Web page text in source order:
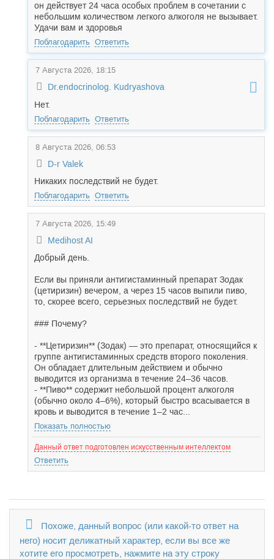
он действует 24 часа особых проблем в сочетании с
небольшим количеством легкого алкоголя не вызывает.
Удачи вам и здоровья
Поблагодарить Ответить
7 Августа 2026, 18:15
Dr.endocrinolog. Kudryashova
Нет.
Поблагодарить Ответить
8 Августа 2026, 06:53
D-r Valek
Никаких последствий не будет.
Поблагодарить Ответить
7 Августа 2026, 15:49
Medihost AI
Добрый день.
Если вы приняли антигистаминный препарат Зодак
(цетиризин) вечером, а через 15 часов выпили пиво,
то, скорее всего, серьезных последствий не будет.
### Почему?
- **Цетиризин** (Зодак) — это препарат, относящийся к
группе антигистаминных средств второго поколения.
Он обладает длительным действием и обычно
выводится из организма в течение 24–36 часов.
- **Пиво** содержит небольшой процент алкоголя
(обычно около 4–6%), который быстро всасывается в
кровь и выводится в течение 1–2 час...
Показать полностью
Данный ответ подготовлен искусственным интеллектом
Ответить
Похоже, данный вопрос (или какой-то ответ на
него) носит деликатный характер, если вы все же
хотите его просмотреть, нажмите на эту строку